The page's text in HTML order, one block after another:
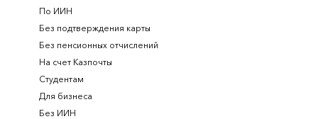
По ИИН
Без подтверждения карты
Без пенсионных отчислений
На счет Казпочты
Студентам
Для бизнеса
Без ИИН